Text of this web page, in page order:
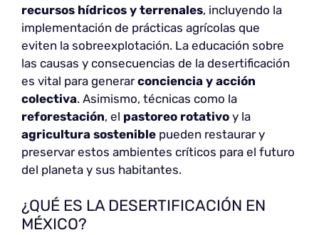
recursos hídricos y terrenales, incluyendo la
implementación de prácticas agrícolas que
eviten la sobreexplotación. La educación sobre
las causas y consecuencias de la desertificación
es vital para generarconciencia y acción
colectiva. Asimismo, técnicas como la
reforestación, el pastoreo rotativo y la
agricultura sostenible pueden restaurar y
preservar estos ambientes críticos para el futuro
del planeta y sus habitantes.
¿QUÉ ES LA DESERTIFICACIÓN EN
MÉXICO?